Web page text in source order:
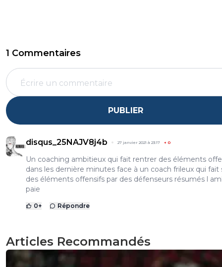
1 Commentaires
PUBLIER
disqus_25NAJV8j4b 27 janvier 2021 à 23:17 + 0
Un coaching ambitieux qui fait rentrer des éléments
dans les dernière minutes face à un coach frileux qui fait
des éléments offensifs par des défenseurs résumés l
paie
0+ Répondre
Articles Recommandés